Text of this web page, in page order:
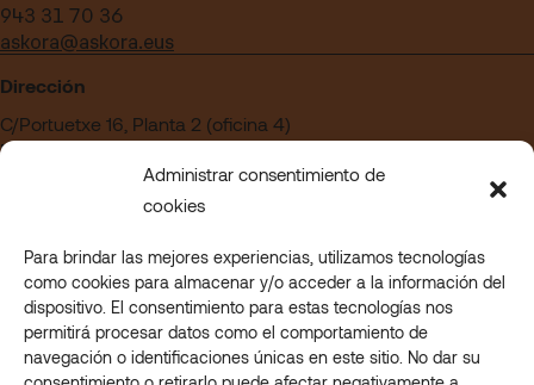
Administrar consentimiento de
cookies
Para brindar las mejores experiencias, utilizamos tecnologías
como cookies para almacenar y/o acceder a la información del
dispositivo. El consentimiento para estas tecnologías nos
permitirá procesar datos como el comportamiento de
navegación o identificaciones únicas en este sitio. No dar su
943 31 70 36
askora@askora.eus
Dirección
C/Portuetxe 16, Planta 2 (oficina 4)
Edificio Blanca Vinuesa
20018 San Sebastián – Gipuzkoa
¿Quieres trabajar en Askora?
Acceder a nuestra sección de empleo